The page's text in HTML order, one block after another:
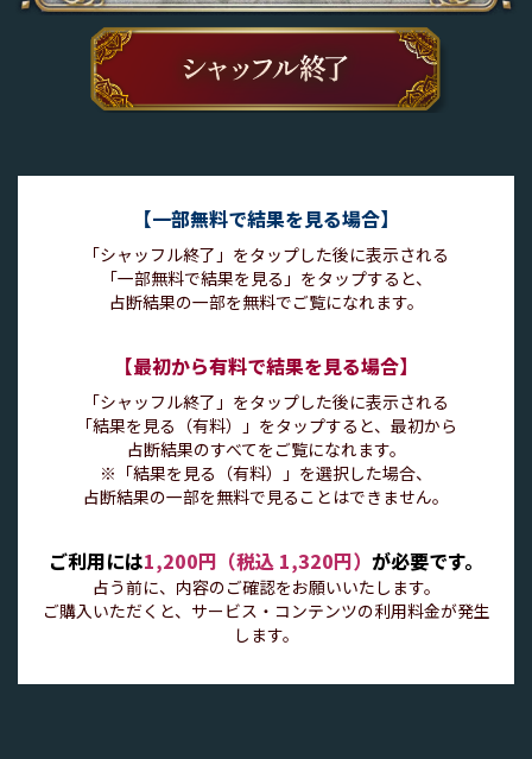
【一部無料で結果を見る場合】
「シャッフル終了」をタップした後に表示される
「一部無料で結果を見る」をタップすると、
占断結果の一部を無料でご覧になれます。
【最初から有料で結果を見る場合】
「シャッフル終了」をタップした後に表示される
「結果を見る（有料）」をタップすると、最初から
占断結果のすべてをご覧になれます。
※「結果を見る（有料）」を選択した場合、
占断結果の一部を無料で見ることはできません。
ご利用には1,200円（税込 1,320円） が必要です。
占う前に、内容のご確認をお願いいたします。
ご購入いただくと、サービス・コンテンツの利用料金が発生
します。